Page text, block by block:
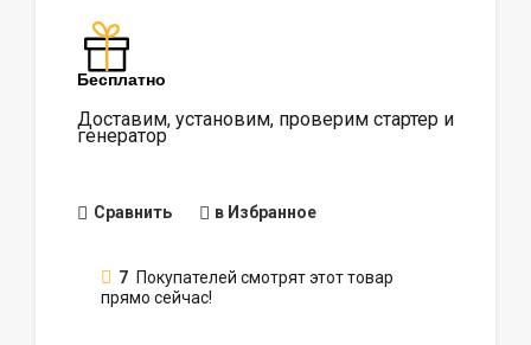
Бесплатно
Доставим, установим, проверим стартер и
генератор
Сравнить в Избранное
7 Покупателей смотрят этот товар
прямо сейчас!